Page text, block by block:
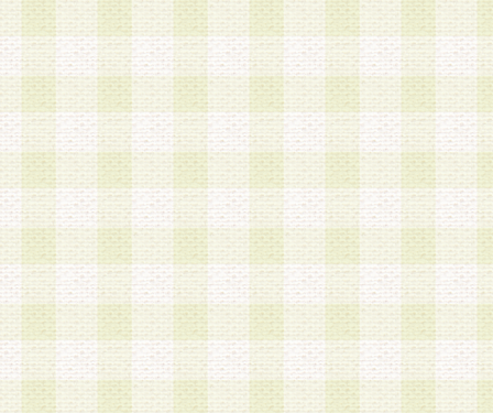
2.登録の際に当社が付与したログインIDおよびパ
の使用に関しては、全て会員本人がその責任を負
3.会員は、当社から付与されたログインIDおよび
貸与、名義変更、売買その他形態を問わず第三者
ならないものとします。
4.当社は、会員によるログインIDおよびパスワー
盗用など第三者の利用に伴う損害の発生について
き事由の有無、その他原因の如何を問わず、一切
のとします。
第5条 会員の登録情報
1.当社は、会員の登録情報に含まれる氏名・住所
アドレス等会員個人を識別できる情報を当社が別
シーポリシー
」に基づき適切に取り扱うものとし